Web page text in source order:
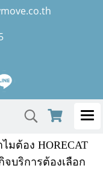
มต้อง HORECAT
จบริการต้องเลือก